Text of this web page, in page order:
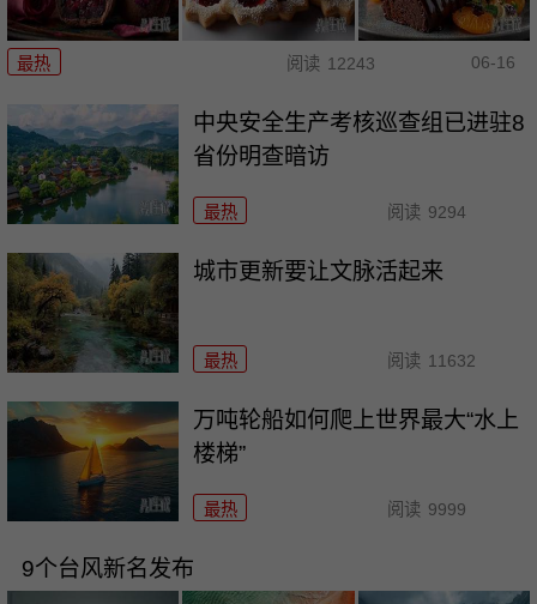
最热 阅读 12243 06-16
中央安全生产考核巡查组已进驻8
省份明查暗访
最热 阅读 9294
城市更新要让文脉活起来
最热 阅读 11632
万吨轮船如何爬上世界最大“水上
楼梯”
最热 阅读 9999
9个台风新名发布